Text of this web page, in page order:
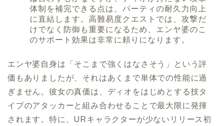
体制を補完できる点は、パーティの耐久力向上
に直結します。高難易度クエストでは、攻撃だ
けでなく防御も重要になるため、エンヤ婆のこ
のサポート効果は非常に頼りになります。
エンヤ婆自身は「そこまで強くはなさそう」という評
価もありましたが、それはあくまで単体での性能に過
ぎません。彼女の真価は、ディオをはじめとする技タ
イプのアタッカーと組み合わせることで最大限に発揮
されます。特に、URキャラクターが少ないリリース初